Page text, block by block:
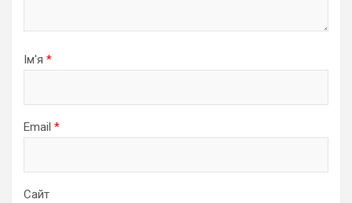
Ім'я *
Email *
Сайт